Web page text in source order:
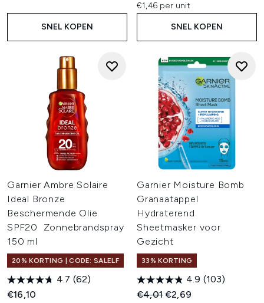
SNEL KOPEN
€1,46 per unit
SNEL KOPEN
Garnier Ambre Solaire
Ideal Bronze
Beschermende Olie
SPF20 Zonnebrandspray
150 ml
20% KORTING | CODE: SALELF
4.7 (62)
€16,10
Garnier Moisture Bomb
Granaatappel
Hydraterend
Sheetmasker voor
Gezicht
33% KORTING
4.9 (103)
Recommended Retail Price:
€4,01 Huidige prijs:
€2,69